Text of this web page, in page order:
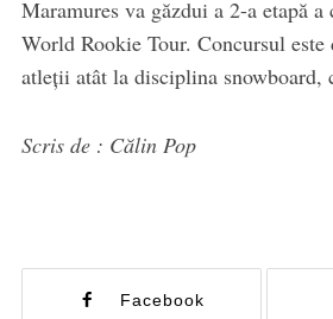
Maramures va găzdui a 2-a etapă
World Rookie Tour. Concursul este
atleții atât la disciplina snowboard,
Scris de : Călin Pop
Facebook